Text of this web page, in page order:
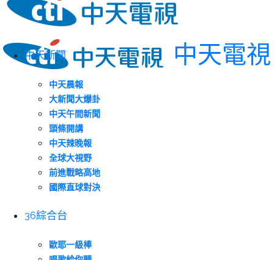
中天電視
中天新聞
中天晨報
大新聞大爆卦
中天午間新聞
頭條開講
中天辣晚報
全球大視野
前進戰略高地
國際直球對決
36綜合台
歐耶一級棒